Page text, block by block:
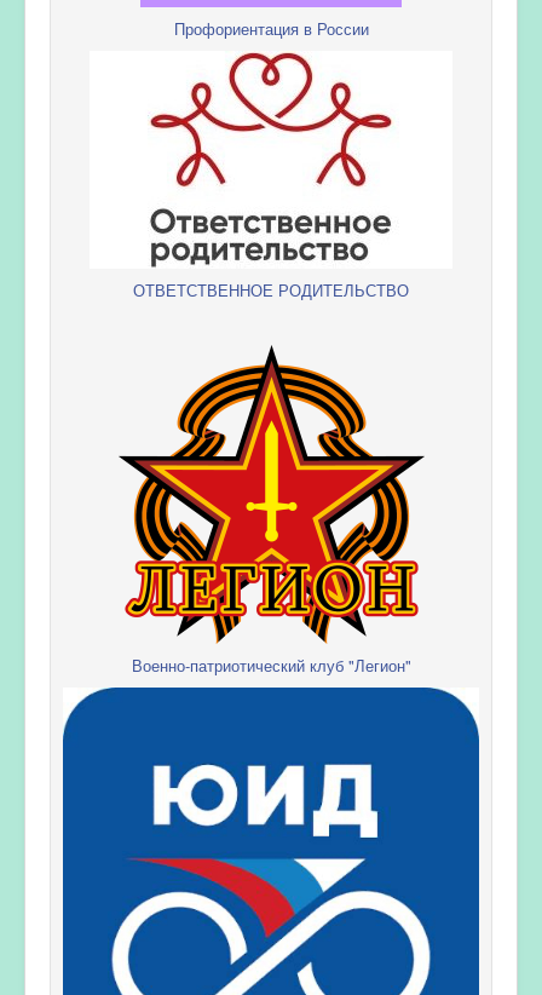
Профориентация в России
ОТВЕТСТВЕННОЕ РОДИТЕЛЬСТВО
Военно-патриотический клуб "Легион"